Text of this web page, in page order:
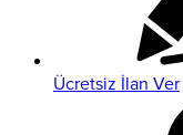
Ücretsiz İlan Ver